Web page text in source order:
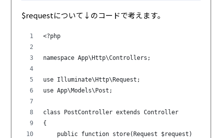
$requestについて↓のコードで考えます。
<?php
namespace App\Http\Controllers;
use Illuminate\Http\Request;
use App\Models\Post;
class PostController extends Controller
{
    public function store(Request $request)